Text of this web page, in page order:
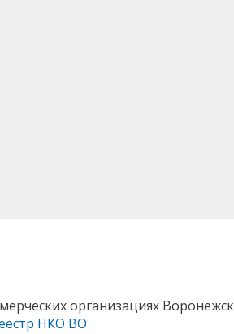
организациях
НКО ВО